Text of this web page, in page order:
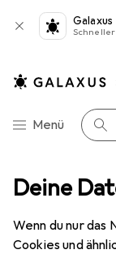
Deine
Wenn du nur
Cookies und
Galaxus
Navigation nach
Menü Suche
Pferd